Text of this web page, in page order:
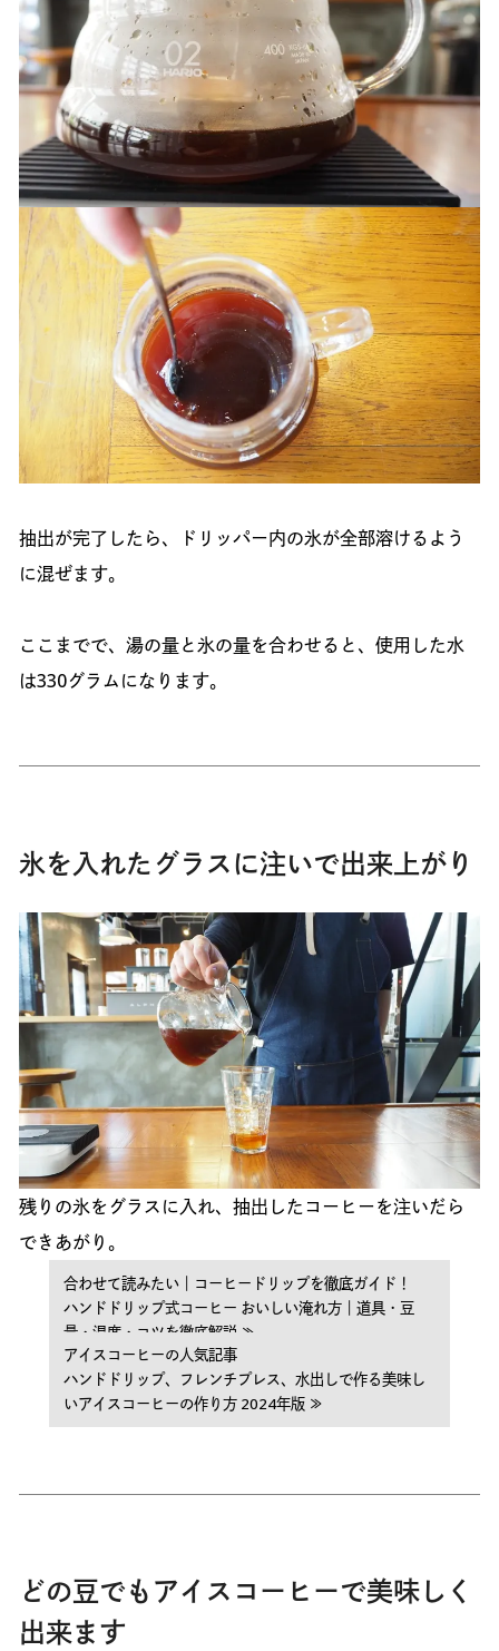
抽出が完了したら、ドリッパー内の氷が全部溶けるよう
に混ぜます。
ここまでで、湯の量と氷の量を合わせると、使用した水
は330グラムになります。
氷を入れたグラスに注いで出来上がり
残りの氷をグラスに入れ、抽出したコーヒーを注いだら
できあがり。
合わせて読みたい｜コーヒードリップを徹底ガイド！
ハンドドリップ式コーヒー おいしい淹れ方｜道具・豆
量・温度・コツを徹底解説 ≫
アイスコーヒーの人気記事
ハンドドリップ、フレンチプレス、水出しで作る美味し
いアイスコーヒーの作り方 2024年版 ≫
どの豆でもアイスコーヒーで美味しく
出来ます